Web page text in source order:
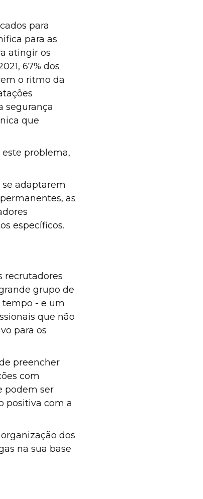
para
para as
atingir os
67% dos
o ritmo da
segurança
que
problema,
adaptarem
as
específicos.
recrutadores
grupo de
tempo - e um
que não
para os
preencher
com
podem ser
positiva com a
dos
na sua base